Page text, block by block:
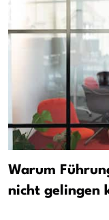
Warum
nicht gelingen